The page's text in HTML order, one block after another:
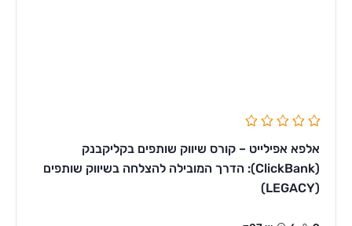
אלפא אפילייט – קורס שיווק שותפים בקליקבנק
(ClickBank): הדרך המובילה להצלחה בשיווק שותפים
(LEGACY)